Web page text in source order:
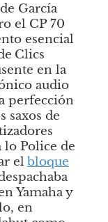
García
el CP 70
esencial
Clics
en la
audio
perfección
saxos de
lo Police de
el bloque
Yamaha y
en